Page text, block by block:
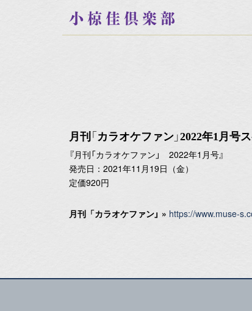
小椋佳倶楽部
月刊「カラオケファン」2022年1月号
『月刊「カラオケファン」 2022年1月号』
発売日：2021年11月19日（金）
定価920円
月刊「カラオケファン」 » https://www.muse-